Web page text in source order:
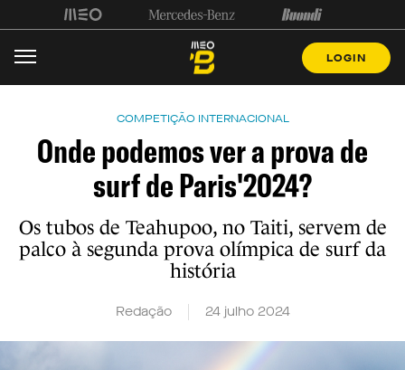
LOGIN
COMPETIÇÃO INTERNACIONAL
Onde podemos ver a prova de
surf de Paris'2024?
Os tubos de Teahupoo, no Taiti, servem de
palco à segunda prova olímpica de surf da
história
Redação 24 julho 2024